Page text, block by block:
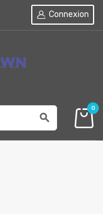
search
Connexion
0